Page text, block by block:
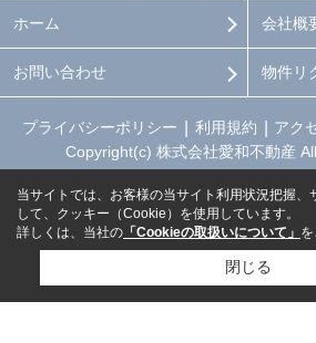
ホーム 会社概
お問い合わせ 物件リ
プライバシーポリシー 利用規約 アク
Copyright(c) 株式会社愛和不動産
当サイトでは、お客様の当サイト利用状況把握、
して、クッキー（Cookie）を使用しています。
詳しくは、当社の 「Cookieの取扱いについて」
閉じる